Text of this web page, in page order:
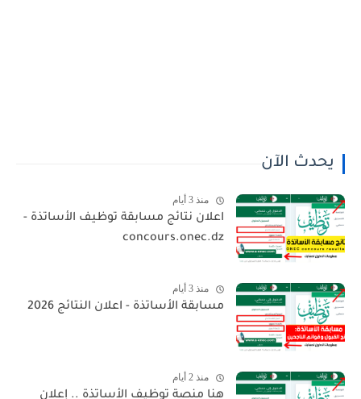
يحدث الآن
منذ 3 أيام
اعلان نتائج مسابقة توظيف الأساتذة -
concours.onec.dz
منذ 3 أيام
مسابقة الأساتذة - اعلان النتائج 2026
منذ 2 أيام
هنا منصة توظيف الأساتذة .. إعلان